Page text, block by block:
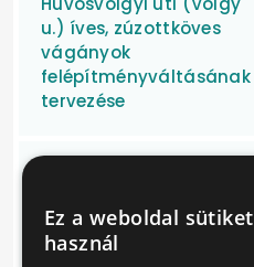
u.) íves, zúzottköves
vágányok
felépítményváltásának
tervezése
üzemű csuklós
autóbusz beszerzése
Ez a weboldal sütiket
használ